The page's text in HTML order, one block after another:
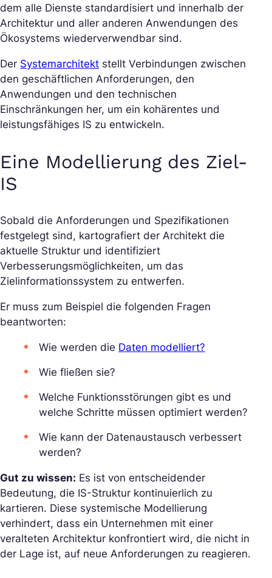
dem alle Dienste standardisiert und innerhalb der
Architektur und aller anderen Anwendungen des
Ökosystems wiederverwendbar sind.
Der Systemarchitekt stellt Verbindungen zwischen
den geschäftlichen Anforderungen, den
Anwendungen und den technischen
Einschränkungen her, um ein kohärentes und
leistungsfähiges IS zu entwickeln.
Eine Modellierung des Ziel-
IS
Sobald die Anforderungen und Spezifikationen
festgelegt sind, kartografiert der Architekt die
aktuelle Struktur und identifiziert
Verbesserungsmöglichkeiten, um das
Zielinformationssystem zu entwerfen.
Er muss zum Beispiel die folgenden Fragen
beantworten:
Wie werden die Daten modelliert?
Wie fließen sie?
Welche Funktionsstörungen gibt es und
welche Schritte müssen optimiert werden?
Wie kann der Datenaustausch verbessert
werden?
Gut zu wissen: Es ist von entscheidender
Bedeutung, die IS-Struktur kontinuierlich zu
kartieren. Diese systemische Modellierung
verhindert, dass ein Unternehmen mit einer
veralteten Architektur konfrontiert wird, die nicht in
der Lage ist, auf neue Anforderungen zu reagieren.